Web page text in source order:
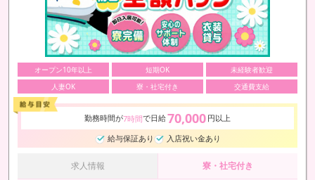
オープン10年以上 短期OK
未経験者歓迎
人妻OK
寮・社宅付き 交通費支給
勤務時間が7時間で日給70,000 円以上
給与保証あり
入店祝い金あり
求人情報 寮・社宅付き